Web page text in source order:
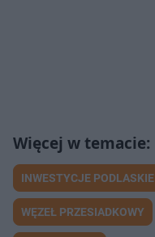
INWESTYCJE PODLASKIE
WĘZEŁ PRZESIADKOWY